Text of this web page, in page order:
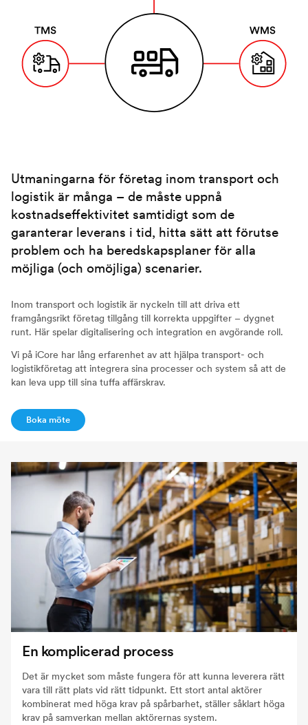
Utmaningarna för företag inom transport och
logistik är många – de måste uppnå
kostnadseffektivitet samtidigt som de
garanterar leverans i tid, hitta sätt att förutse
problem och ha beredskapsplaner för alla
möjliga (och omöjliga) scenarier.
Inom transport och logistik är nyckeln till att driva ett
framgångsrikt företag tillgång till korrekta uppgifter – dygnet
runt. Här spelar digitalisering och integration en avgörande roll.
Vi på iCore har lång erfarenhet av att hjälpa transport- och
logistikföretag att integrera sina processer och system så att de
kan leva upp till sina tuffa affärskrav.
Boka möte
En komplicerad process
Det är mycket som måste fungera för att kunna leverera rätt
vara till rätt plats vid rätt tidpunkt. Ett stort antal aktörer
kombinerat med höga krav på spårbarhet, ställer såklart höga
krav på samverkan mellan aktörernas system.